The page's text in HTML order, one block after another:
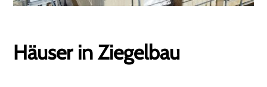
Häuser in Ziegelbau